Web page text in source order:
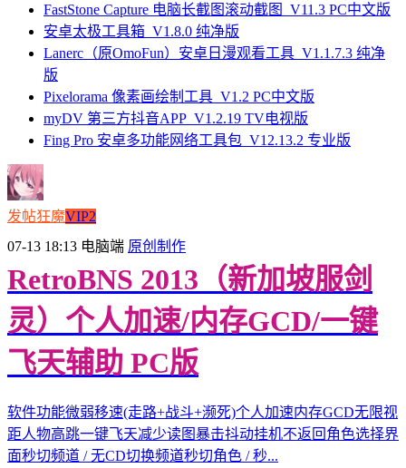
FastStone Capture 电脑长截图滚动截图_V11.3 PC中文版
安卓太极工具箱_V1.8.0 纯净版
Lanerc（原OmoFun）安卓日漫观看工具_V1.1.7.3 纯净
版
Pixelorama 像素画绘制工具_V1.2 PC中文版
myDV 第三方抖音APP_V1.2.19 TV电视版
Fing Pro 安卓多功能网络工具包_V12.13.2 专业版
发帖狂魔VIP2
07-13 18:13 电脑端 原创制作
RetroBNS 2013（新加坡服剑
灵）个人加速/内存GCD/一键
飞天辅助 PC版
软件功能微弱移速(走路+战斗+濒死)个人加速内存GCD无限视
距人物高跳一键飞天减少读图暴击抖动挂机不返回角色选择界
面秒切频道 / 无CD切换频道秒切角色 / 秒...